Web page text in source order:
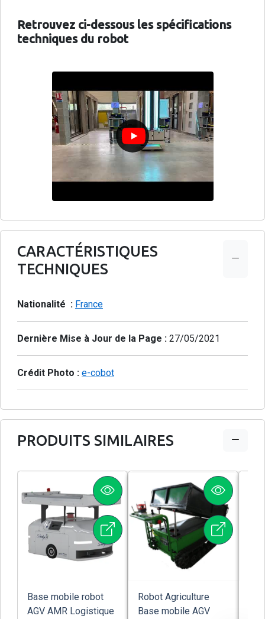
Retrouvez ci-dessous les spécifications
techniques du robot
CARACTÉRISTIQUES
TECHNIQUES
Nationalité : France
Dernière Mise à Jour de la Page : 27/05/2021
Crédit Photo : e-cobot
PRODUITS SIMILAIRES
Base mobile robot
AGV AMR Logistique
Robot Agriculture
Base mobile AGV